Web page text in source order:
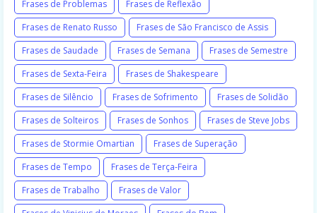
Frases de Problemas
Frases de Reflexão
Frases de Renato Russo
Frases de São Francisco de Assis
Frases de Saudade
Frases de Semana
Frases de Semestre
Frases de Sexta-Feira
Frases de Shakespeare
Frases de Silêncio
Frases de Sofrimento
Frases de Solidão
Frases de Solteiros
Frases de Sonhos
Frases de Steve Jobs
Frases de Stormie Omartian
Frases de Superação
Frases de Tempo
Frases de Terça-Feira
Frases de Trabalho
Frases de Valor